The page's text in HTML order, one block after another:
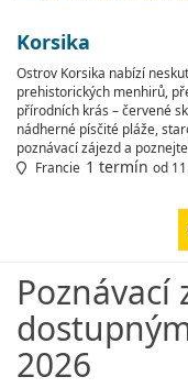
Korsika
Ostrov Korsika nabízí
prehistorických menhirů,
přírodních krás – červené
nádherné písčité pláže,
poznávací zájezd a
Francie 1 termín od
Poznávací
2026